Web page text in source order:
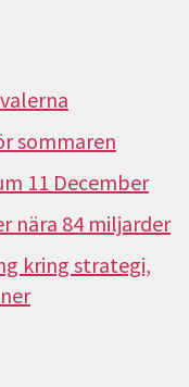
sommaren
11 December
nära 84 miljarder
kring strategi,